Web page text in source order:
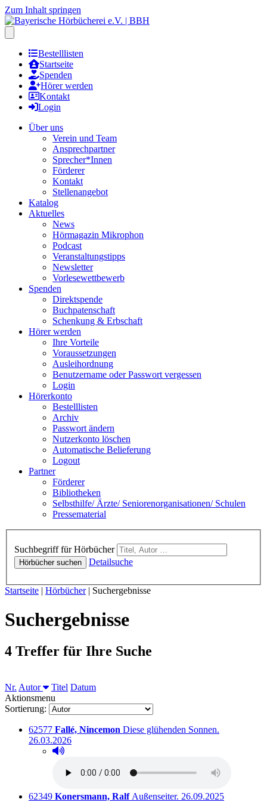
Zum Inhalt springen
Bestelllisten
Startseite
Spenden
Hörer werden
Kontakt
Login
Über uns
Verein und Team
Ansprechpartner
Sprecher*Innen
Förderer
Kontakt
Stellenangebot
Katalog
Aktuelles
News
Hörmagazin Mikrophon
Podcast
Veranstaltungstipps
Newsletter
Vorlesewettbewerb
Spenden
Direktspende
Buchpatenschaft
Schenkung & Erbschaft
Hörer werden
Ihre Vorteile
Voraussetzungen
Ausleihordnung
Benutzername oder Passwort vergessen
Login
Hörerkonto
Bestelllisten
Archiv
Passwort ändern
Nutzerkonto löschen
Automatische Belieferung
Logout
Partner
Förderer
Bibliotheken
Selbsthilfe/ Ärzte/ Seniorenorganisationen/ Schulen
Pressematerial
Suchbegriff für Hörbücher
Hörbücher suchen Detailsuche
Sie sind hier:
Startseite | Hörbücher| Suchergebnisse
Suchergebnisse
4 Treffer für Ihre Suche
Nr. Autor Sortieren nach
Titel Datum
Aktionsmenu
Sortierung:
Titelnummer:
62577 von
Fallé, Nincemon Diese glühenden Sonnen.
26.03.2026
Hörprobe abspielen
Hörprobe von Diese glühenden Sonnen.
Titelnummer:
62349 von
Konersmann, Ralf: Außenseiter. Ausleihbar seit dem
26.09.2025